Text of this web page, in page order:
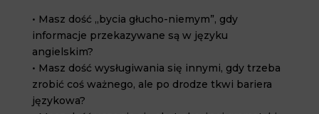
• Masz dość „bycia głucho-niemym”, gdy
informacje przekazywane są w języku
angielskim?
• Masz dość wysługiwania się innymi, gdy trzeba
zrobić coś ważnego, ale po drodze tkwi bariera
językowa?